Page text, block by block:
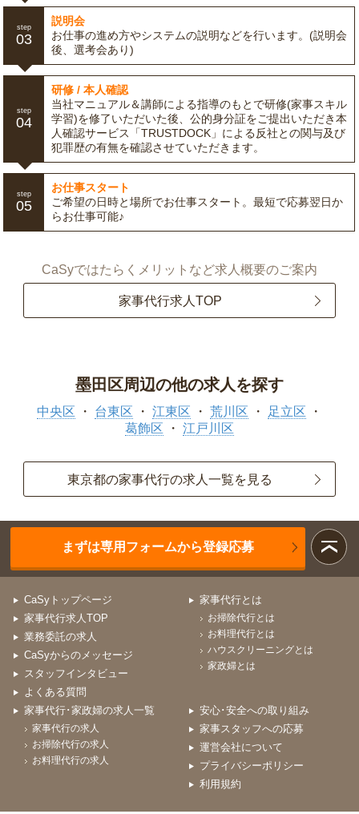
step
03
説明会
お仕事の進め方やシステムの説明などを行います。(説明会
後、選考会あり)
step
04
研修 / 本人確認
当社マニュアル＆講師による指導のもとで研修(家事スキル
学習)を修了いただいた後、公的身分証をご提出いただき本
人確認サービス「TRUSTDOCK」による反社との関与及び
犯罪歴の有無を確認させていただきます。
step
05
お仕事スタート
ご希望の日時と場所でお仕事スタート。最短で応募翌日か
らお仕事可能♪
CaSyではたらくメリットなど求人概要のご案内
家事代行求人TOP
墨田区周辺の他の求人を探す
中央区 台東区 江東区 荒川区
足立区
葛飾区
江戸川区
東京都の家事代行の求人一覧を見る
まずは専用フォームから登録応募
CaSyトップページ
家事代行求人TOP
業務委託の求人
CaSyからのメッセージ
スタッフインタビュー
よくある質問
家事代行とは
お掃除代行とは
お料理代行とは
ハウスクリーニングとは
家政婦とは
家事代行･家政婦の求人一覧
家事代行の求人
お掃除代行の求人
お料理代行の求人
安心･安全への取り組み
家事スタッフへの応募
運営会社について
プライバシーポリシー
利用規約